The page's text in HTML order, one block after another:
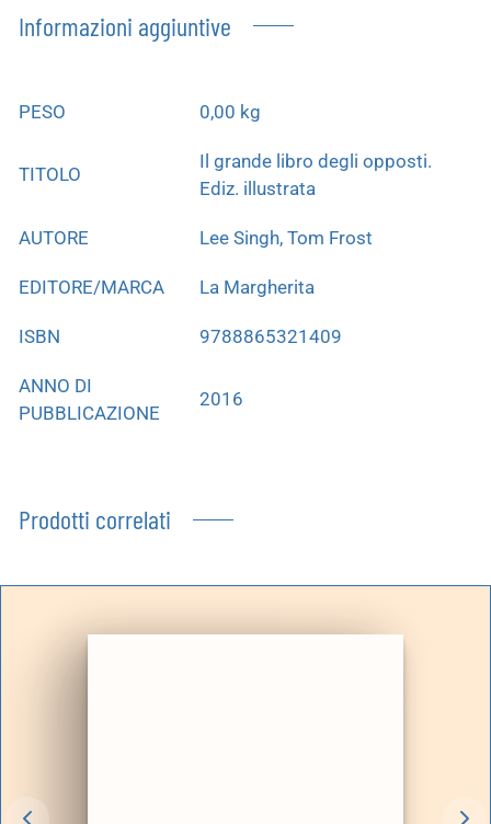
Informazioni aggiuntive
PESO 0,00 kg
TITOLO
Il grande libro degli opposti.
Ediz. illustrata
AUTORE Lee Singh, Tom Frost
EDITORE/MARCA La Margherita
ISBN 9788865321409
ANNO DI
PUBBLICAZIONE
2016
Prodotti correlati